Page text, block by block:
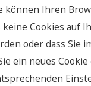
können Ihren
Cookies auf
oder dass Sie
ein neues